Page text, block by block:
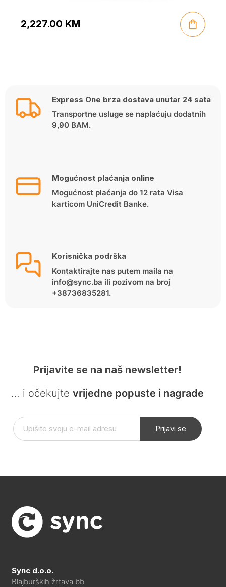
2,227.00 KM
Express One brza dostava unutar 24 sata
Transportne usluge se naplaćuju dodatnih
9,90 BAM.
Mogućnost plaćanja online
Mogućnost plaćanja do 12 rata Visa
karticom UniCredit Banke.
Korisnička podrška
Kontaktirajte nas putem maila na
info@sync.ba ili pozivom na broj
+38736835281.
Prijavite se na naš newsletter!
… i očekujte vrijedne popuste i nagrade
Prijavi se
Sync d.o.o.
Blajburških žrtava bb